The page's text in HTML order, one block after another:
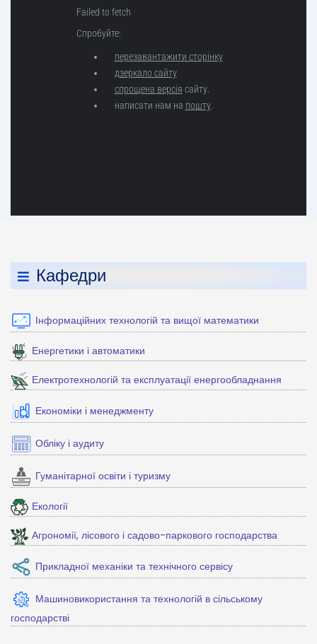
Кафедри
Інформаційних технологій та вищої математики
Енергетики і автоматики
Електротехнологій та експлуатації енергообладнання
Економіки і менеджменту
Обліку і аудиту
Гуманітарної освіти і туризму
Екології
Агрономії, лісового і садово-паркового господарства
Прикладної механіки та технічного сервісу
Машиновикористання та технологій в сільському
господарстві